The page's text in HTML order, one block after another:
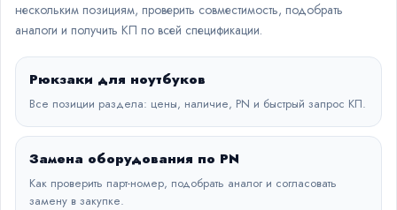
нескольким позициям, проверить совместимость, подобрать
аналоги и получить КП по всей спецификации.
Рюкзаки для ноутбуков
Все позиции раздела: цены, наличие, PN и быстрый запрос КП.
Замена оборудования по PN
Как проверить парт-номер, подобрать аналог и согласовать
замену в закупке.